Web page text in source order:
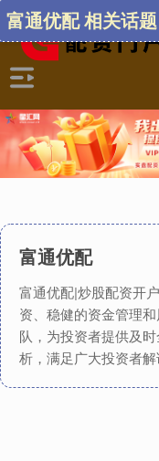
富通优配
富通优配|炒股配资开
资、稳健的资金管理
队，为投资者提供及
析，满足广大投资者解
富通优配 相关话题